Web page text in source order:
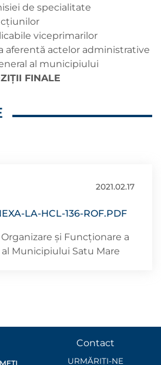
de specialitate
viceprimarilor
aferentă actelor administrative
al municipiului
FINALE
2021.02.17
LA-HCL-136-ROF.PDF
şi Funcţionare a
Municipiului Satu Mare
Contact
URMĂRIȚI-NE